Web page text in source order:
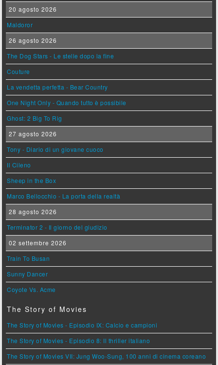
20 agosto 2026
Maldoror
26 agosto 2026
The Dog Stars - Le stelle dopo la fine
Couture
La vendetta perfetta - Bear Country
One Night Only - Quando tutto è possibile
Ghost: 2 Big To Rig
27 agosto 2026
Tony - Diario di un giovane cuoco
Il Cileno
Sheep in the Box
Marco Bellocchio - La porta della realtà
28 agosto 2026
Terminator 2 - Il giorno del giudizio
02 settembre 2026
Train To Busan
Sunny Dancer
Coyote Vs. Acme
The Story of Movies
The Story of Movies - Episodio IX: Calcio e campioni
The Story of Movies - Episodio 8: Il thriller italiano
The Story of Movies VII: Jung Woo-Sung, 100 anni di cinema coreano